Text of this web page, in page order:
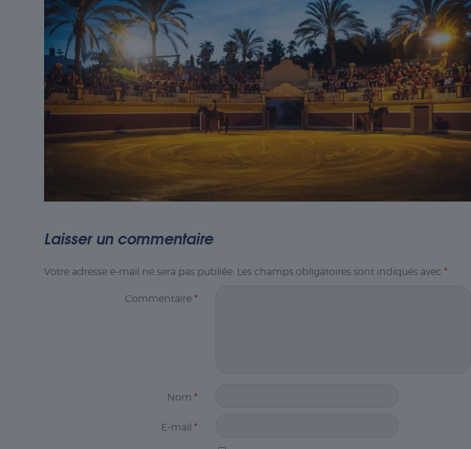
Laisser un commentaire
Votre adresse e-mail ne sera pas publiée. Les champs obligatoires sont indiqués avec *
Commentaire *
Nom *
E-mail *